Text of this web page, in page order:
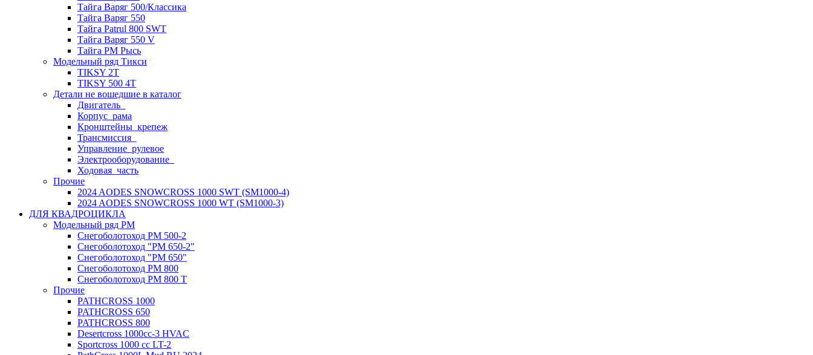
Тайга Варяг 500/Классика
Тайга Варяг 550
Тайга Patrul 800 SWT
Тайга Варяг 550 V
Тайга РМ Рысь
Модельный ряд Тикси
TIKSY 2T
TIKSY 500 4T
Детали не вошедшие в каталог
Двигатель_
Корпус_рама
Кронштейны_крепеж
Трансмиссия_
Управление_рулевое
Электрооборудование_
Ходовая_часть
Прочие
2024 AODES SNOWCROSS 1000 SWT (SM1000-4)
2024 AODES SNOWCROSS 1000 WT (SM1000-3)
ДЛЯ КВАДРОЦИКЛА
Модельный ряд РМ
Снегоболотоход РМ 500-2
Снегоболотоход "РМ 650-2"
Снегоболотоход "РМ 650"
Снегоболотоход РМ 800
Снегоболотоход РМ 800 Т
Прочие
PATHCROSS 1000
PATHCROSS 650
PATHCROSS 800
Desertcross 1000cc-3 HVAC
Sportcross 1000 cc LT-2